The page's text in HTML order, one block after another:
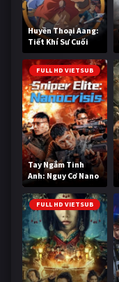
Huyền Thoại Aang:
Tiết Khí Sư Cuối
Cùng
FULL HD VIETSUB
Tay Ngắm Tinh
Anh: Nguy Cơ Nano
FULL HD VIETSUB